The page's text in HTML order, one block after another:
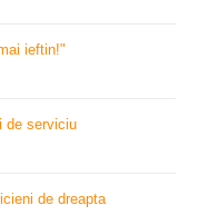
ieftin!"
de serviciu
de dreapta